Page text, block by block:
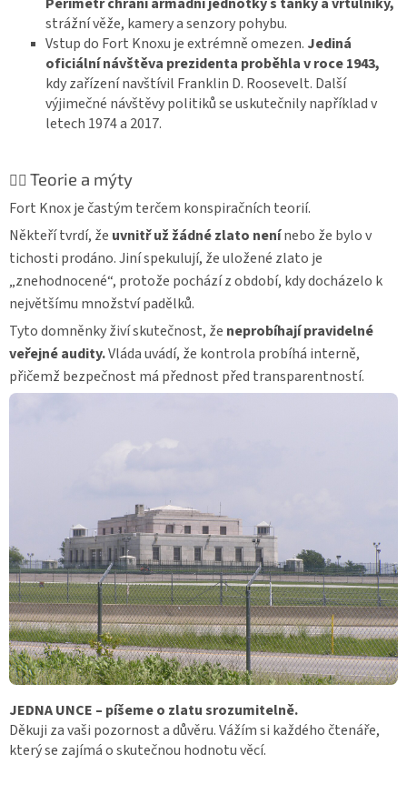
strážní věže, kamery a senzory pohybu.
Vstup do Fort Knoxu je extrémně omezen. Jediná
oficiální návštěva prezidenta proběhla v roce 1943,
kdy zařízení navštívil Franklin D. Roosevelt. Další
výjimečné návštěvy politiků se uskutečnily například v
letech 1974 a 2017.
🕵️‍♂️ Teorie a mýty
Fort Knox je častým terčem konspiračních teorií.
Někteří tvrdí, že uvnitř už žádné zlato nenínebo že bylo v
tichosti prodáno. Jiní spekulují, že uložené zlato je
„znehodnocené“, protože pochází z období, kdy docházelo k
největšímu množství padělků.
Tyto domněnky živí skutečnost, že neprobíhají pravidelné
veřejné audity.Vláda uvádí, že kontrola probíhá interně,
přičemž bezpečnost má přednost před transparentností.
JEDNA UNCE – píšeme o zlatu srozumitelně.
Děkuji za vaši pozornost a důvěru. Vážím si každého čtenáře,
který se zajímá o skutečnou hodnotu věcí.